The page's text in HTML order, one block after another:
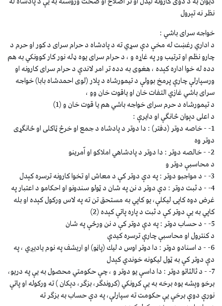
نظر نه تېرول
خواجه سراى باشي :
د اداري رغښت له مخې دې سړي ته د پادشاه د حرام سراى د كور او حرم د
چارو نظم او ترتيب ور په غاړه و ، د حرام سراى يوه ډله نور كار كوونكي به هم
دده له خوا اداره كېده ، هغوى به دده تر امر لاندې د حرام سراى كارونه او
ورسپارلې چارې پرمخ بوولې د تيمورشاه د پلار (لوى احمدشاه بابا) خواجه
سراى باشي غازي التفات خان او ياقوت خان وو ،
د تيمورشاه د حرم سراى خواجه باشي هم يا قوت خان و (1)
د اعلى دېوان څانګې او دايرې :
1- - خاصه دوتر (دفتر) : دا دوتر د پادشاه د جمع او خرڅ ټاكلى او ځانګړى
دوتر وه
2- - خالصه دوتر : دا دوتر د پادشاهي املاكو او اّمرينو
د محاسبې دوتر و
3- - د مواجبو دوتر : په دې دوتر كې د معاش او تخوا كارونه ترسره كېدل
4- - د ثبت دوتر : دې دوتر د نن په شان د ټولو سندونو او احكامو د اعتبار په
غرض دوه كاپۍ ليكلې، يو كاپي به مستحق تن ته په لاس وركول كېده او بله
كاپي به يې دوتر كې د ثبت د پاره پاتې كېده (2)
5- - د حساب دوتر : په دې دوتر كې د نن ورځې په شان
د كنترول او محاسبې چارې ترسره كيدې
6- - د اسنادو دوتر : دا دوتر اوس د ليك (پاڼو) او اريشف په نوم ياديږي ، په
دې دوتر كې به ټول ليكونه خوندي كېدل
7- - د ثالثاتو دوتر : دا داسې يو دوتر و ، چې حكومتي محصول به يې په دريو،
برخو وېشه يوه برخه به يې كرونكي (كروندګر، بزګر، دېكان ) ته وركوله او پاتې
نورې دوې برخې يې حكومت ته سپارلې، په دې حساب به بزګر ته